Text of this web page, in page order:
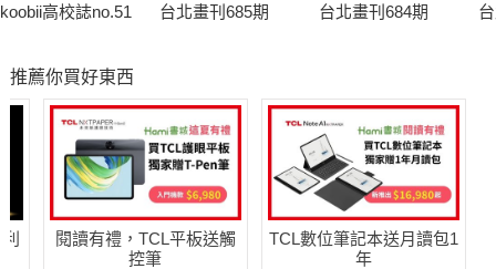
koobii高校誌no.51 台北畫刊685期 台北畫刊684期
推薦你買好東西
閱讀有禮，TCL平板送觸
控筆
TCL數位筆記本送月讀包1
年